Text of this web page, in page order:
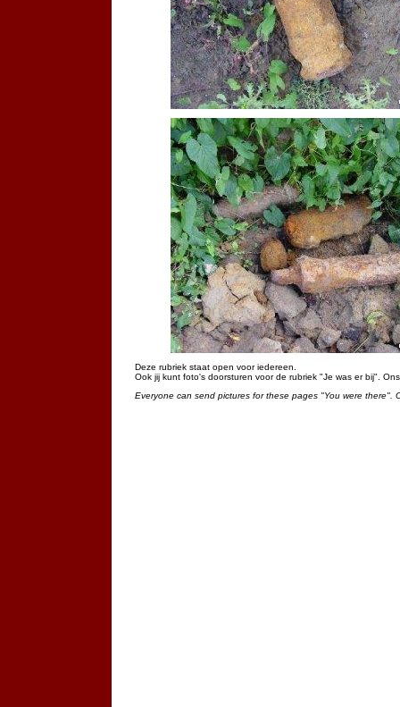
Deze rubriek staat open voor iedereen.
Ook jij kunt foto's doorsturen voor de rubriek "Je was er bij".
Everyone can send pictures for these pages "You were there".